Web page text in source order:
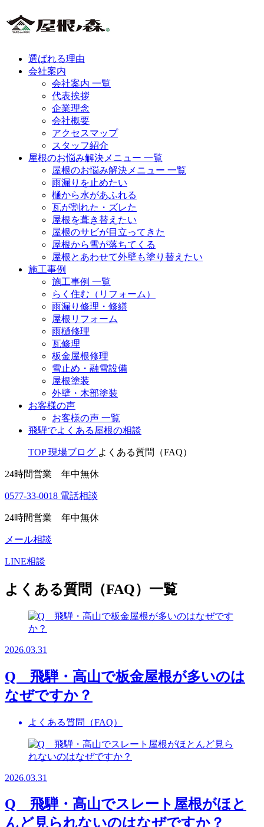
選ばれる理由
会社案内
会社案内 一覧
代表挨拶
企業理念
会社概要
アクセスマップ
スタッフ紹介
屋根のお悩み解決メニュー 一覧
屋根のお悩み解決メニュー 一覧
雨漏りを止めたい
樋から水があふれる
瓦が割れた・ズレた
屋根を葺き替えたい
屋根のサビが目立ってきた
屋根から雪が落ちてくる
屋根とあわせて外壁も塗り替えたい
施工事例
施工事例 一覧
らく住む（リフォーム）
雨漏り修理・修繕
屋根リフォーム
雨樋修理
瓦修理
板金屋根修理
雪止め・融雪設備
屋根塗装
外壁・木部塗装
お客様の声
お客様の声 一覧
飛騨でよくある屋根の相談
TOP 現場ブログ よくある質問（FAQ）
24時間営業 年中無休
0577-33-0018 電話相談
24時間営業 年中無休
メール相談
LINE相談
よくある質問（FAQ）一覧
2026.03.31
Q 飛騨・高山で板金屋根が多いのは
なぜですか？
よくある質問（FAQ）
2026.03.31
Q 飛騨・高山でスレート屋根がほと
んど見られないのはなぜですか？